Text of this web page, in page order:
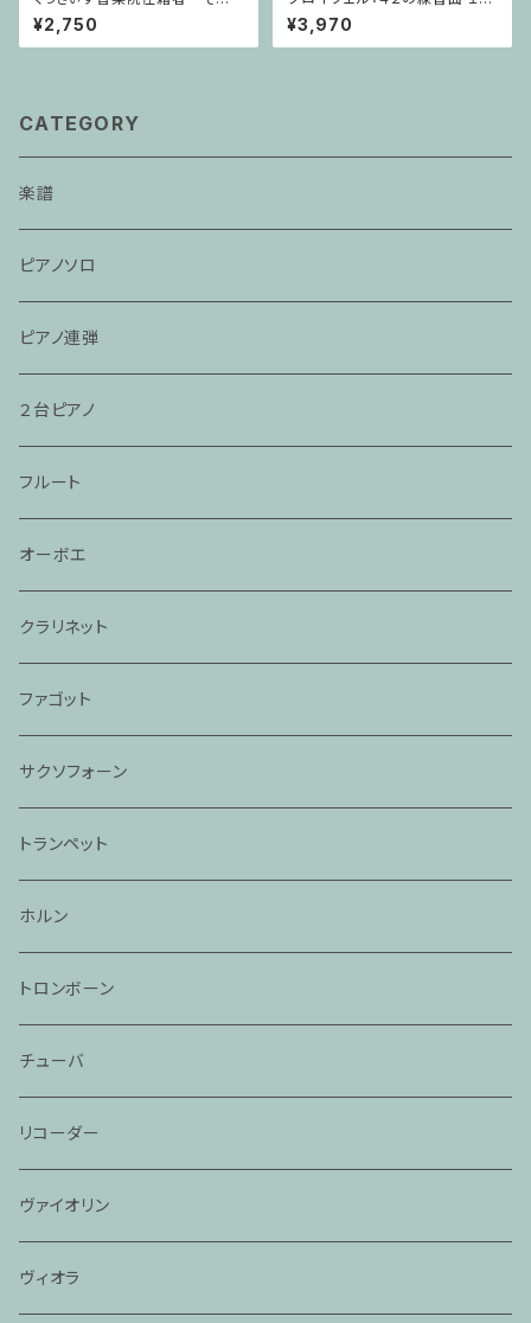
他のご利用支払用商品 ワニく
んのキーボード
¥2,750
/ ヴァイオリン教本
¥3,970
CATEGORY
楽譜
ピアノソロ
ピアノ連弾
２台ピアノ
フルート
オーボエ
クラリネット
ファゴット
サクソフォーン
トランペット
ホルン
トロンボーン
チューバ
リコーダー
ヴァイオリン
ヴィオラ